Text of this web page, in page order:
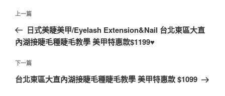
文
導
覽
上
一
篇
章
上一篇
日式美睫美甲/Eyelash Extension&Nail 台北東區大直
內湖接睫毛種睫毛教學 美甲特惠款$1199♥
下
一
下一篇
台北東區大直內湖接睫毛種睫毛教學 美甲特惠款 $1099